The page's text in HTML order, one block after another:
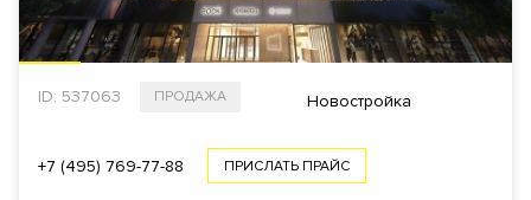
ID: 537063 ПРОДАЖА Новостройка
+7 (495) 769-77-88 ПРИСЛАТЬ ПРАЙС